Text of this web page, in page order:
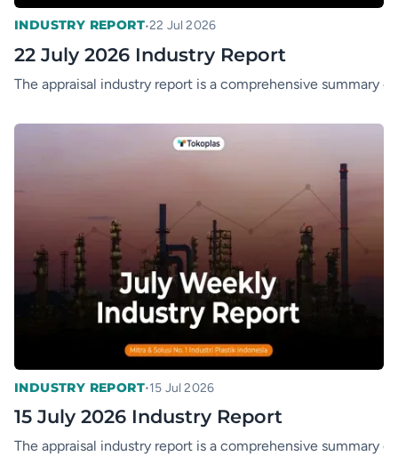
INDUSTRY REPORT•22 Jul 2026
22 July 2026 Industry Report
The appraisal industry report is a comprehensive summary
INDUSTRY REPORT•15 Jul 2026
15 July 2026 Industry Report
The appraisal industry report is a comprehensive summary